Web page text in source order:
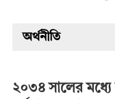
অর্থনীতি
২০৩৪ সালের মধ্যে